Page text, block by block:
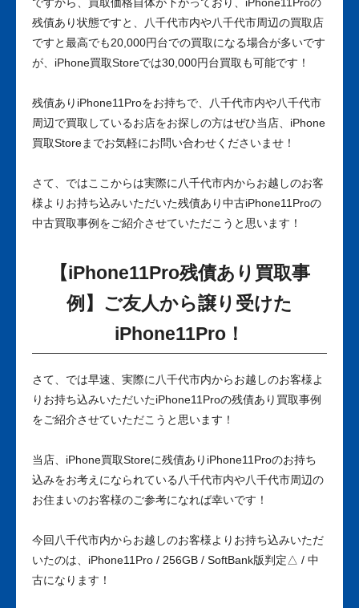
ですから、買取価格自体が下がっており、iPhone11Proの
残債あり状態ですと、八千代市内や八千代市周辺の買取店
ですと最高でも20,000円台での買取になる場合が多いです
が、iPhone買取Storeでは30,000円台買取も可能です！
残債ありiPhone11Proをお持ちで、八千代市内や八千代市
周辺で買取しているお店をお探しの方はぜひ当店、iPhone
買取Storeまでお気軽にお問い合わせくださいませ！
さて、ではここからは実際に八千代市内からお越しのお客
様よりお持ち込みいただいた残債あり中古iPhone11Proの
中古買取事例をご紹介させていただこうと思います！
【iPhone11Pro残債あり買取事
例】ご友人から譲り受けた
iPhone11Pro！
さて、では早速、実際に八千代市内からお越しのお客様よ
りお持ち込みいただいたiPhone11Proの残債あり買取事例
をご紹介させていただこうと思います！
当店、iPhone買取Storeに残債ありiPhone11Proのお持ち
込みをお考えになられている八千代市内や八千代市周辺の
お住まいのお客様のご参考になれば幸いです！
今回八千代市内からお越しのお客様よりお持ち込みいただ
いたのは、iPhone11Pro / 256GB / SoftBank版判定△ / 中
古になります！